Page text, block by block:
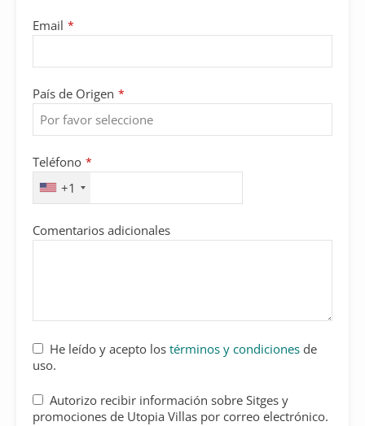
Email *
País de Origen *
Teléfono *
+1
Comentarios adicionales
He leído y acepto los términos y condiciones de
uso.
Autorizo recibir información sobre Sitges y
promociones de Utopia Villas por correo electrónico.